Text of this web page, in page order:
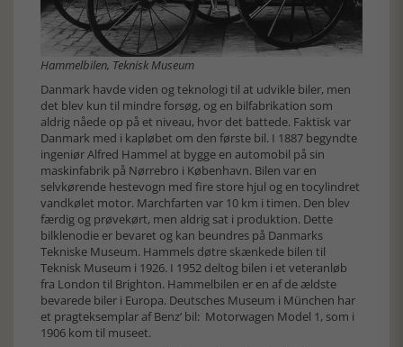
Hammelbilen, Teknisk Museum
Danmark havde viden og teknologi til at udvikle biler, men
det blev kun til mindre forsøg, og en bilfabrikation som
aldrig nåede op på et niveau, hvor det battede. Faktisk var
Danmark med i kapløbet om den første bil. I 1887 begyndte
ingeniør Alfred Hammel at bygge en automobil på sin
maskinfabrik på Nørrebro i København. Bilen var en
selvkørende hestevogn med fire store hjul og en tocylindret
vandkølet motor. Marchfarten var 10 km i timen. Den blev
færdig og prøvekørt, men aldrig sat i produktion. Dette
bilklenodie er bevaret og kan beundres på Danmarks
Tekniske Museum. Hammels døtre skænkede bilen til
Teknisk Museum i 1926. I 1952 deltog bilen i et veteranløb
fra London til Brighton. Hammelbilen er en af de ældste
bevarede biler i Europa. Deutsches Museum i München har
et pragteksemplar af Benz’ bil: Motorwagen Model 1, som i
1906 kom til museet.